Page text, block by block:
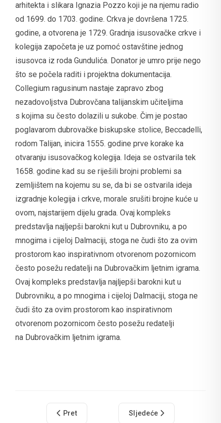
arhitekta i slikara Ignazia Pozzo koji je na njemu radio
od 1699. do 1703. godine. Crkva je dovršena 1725.
godine, a otvorena je 1729. Gradnja isusovačke crkve i
kolegija započeta je uz pomoć ostavštine jednog
isusovca iz roda Gundulića. Donator je umro prije nego
što se počela raditi i projektna dokumentacija.
Collegium ragusinum nastaje zapravo zbog
nezadovoljstva Dubrovčana talijanskim učiteljima
s kojima su često dolazili u sukobe. Čim je postao
poglavarom dubrovačke biskupske stolice, Beccadelli,
rodom Talijan, inicira 1555. godine prve korake ka
otvaranju isusovačkog kolegija. Ideja se ostvarila tek
1658. godine kad su se riješili brojni problemi sa
zemljištem na kojemu su se, da bi se ostvarila ideja
izgradnje kolegija i crkve, morale srušiti brojne kuće u
ovom, najstarijem dijelu grada. Ovaj kompleks
predstavlja najljepši barokni kut u Dubrovniku, a po
mnogima i cijeloj Dalmaciji, stoga ne čudi što za ovim
prostorom kao inspirativnom otvorenom pozornicom
često posežu redatelji na Dubrovačkim ljetnim igrama.
Ovaj kompleks predstavlja najljepši barokni kut u
Dubrovniku, a po mnogima i cijeloj Dalmaciji, stoga ne
čudi što za ovim prostorom kao inspirativnom
otvorenom pozornicom često posežu redatelji
na Dubrovačkim ljetnim igrama.
Prethodni članak: Crkvica svetoga Luke
Pret Sljedeći članak: Crkvica
Sljedeće